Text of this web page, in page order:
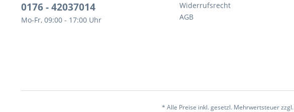
0176 - 42037014
Mo-Fr, 09:00 - 17:00 Uhr
Widerrufsrecht
AGB
* Alle Preise inkl. gesetzl. Mehrwertsteuer zzgl.